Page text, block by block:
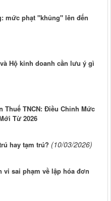
mức phạt "khủng" lên đến
Hộ kinh doanh cần lưu ý gì
Thuế TNCN: Điều Chỉnh Mức
Từ 2026
hay tạm trú? (10/03/2026)
vi sai phạm về lập hóa đơn